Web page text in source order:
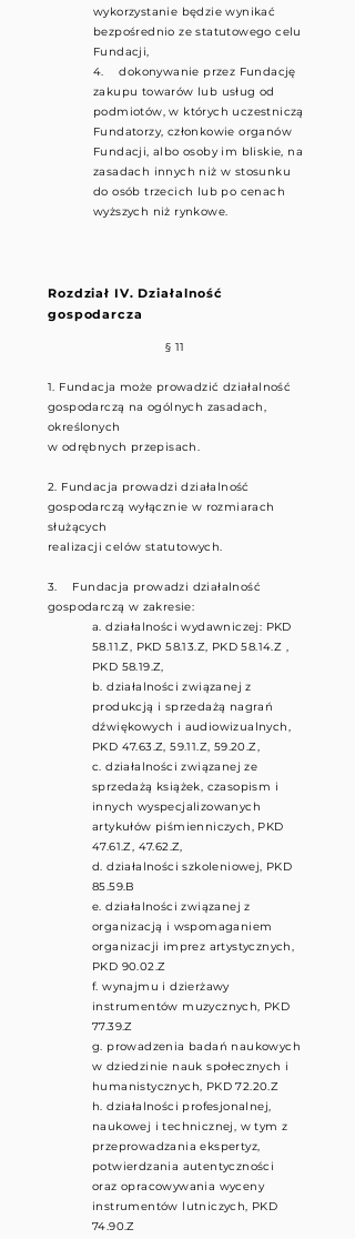
wykorzystanie będzie wynikać
bezpośrednio ze statutowego celu
Fundacji,
4. dokonywanie przez Fundację
zakupu towarów lub usług od
podmiotów, w których uczestniczą
Fundatorzy, członkowie organów
Fundacji, albo osoby im bliskie, na
zasadach innych niż w stosunku
do osób trzecich lub po cenach
wyższych niż rynkowe.
Rozdział IV. Działalność
gospodarcza
§ 11
1. Fundacja może prowadzić działalność
gospodarczą na ogólnych zasadach,
określonych
w odrębnych przepisach.
2. Fundacja prowadzi działalność
gospodarczą wyłącznie w rozmiarach
służących
realizacji celów statutowych.
3. Fundacja prowadzi działalność
gospodarczą w zakresie:
a. działalności wydawniczej: PKD
58.11.Z, PKD 58.13.Z, PKD 58.14.Z ,
PKD 58.19.Z,
b. działalności związanej z
produkcją i sprzedażą nagrań
dźwiękowych i audiowizualnych,
PKD 47.63.Z, 59.11.Z, 59.20.Z,
c. działalności związanej ze
sprzedażą książek, czasopism i
innych wyspecjalizowanych
artykułów piśmienniczych, PKD
47.61.Z, 47.62.Z,
d. działalności szkoleniowej, PKD
85.59.B
e. działalności związanej z
organizacją i wspomaganiem
organizacji imprez artystycznych,
PKD 90.02.Z
f. wynajmu i dzierżawy
instrumentów muzycznych, PKD
77.39.Z
g. prowadzenia badań naukowych
w dziedzinie nauk społecznych i
humanistycznych, PKD 72.20.Z
h. działalności profesjonalnej,
naukowej i technicznej, w tym z
przeprowadzania ekspertyz,
potwierdzania autentyczności
oraz opracowywania wyceny
instrumentów lutniczych, PKD
74.90.Z